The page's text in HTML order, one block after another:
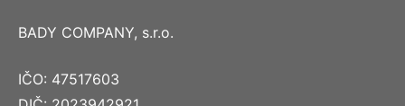
BADY COMPANY, s.r.o.
IČO: 47517603